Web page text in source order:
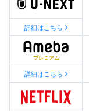
詳細はこちら
詳細はこちら